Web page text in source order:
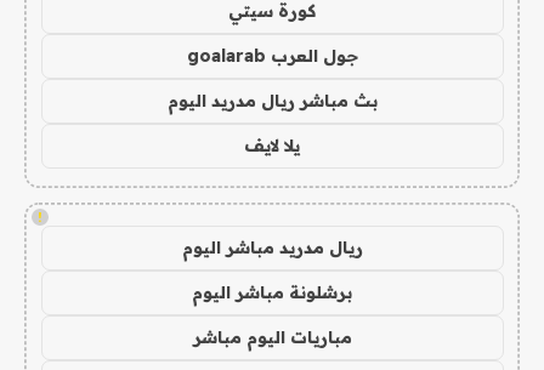
كورة سيتي
جول العرب goalarab
بث مباشر ريال مدريد اليوم
يلا لايف
!
ريال مدريد مباشر اليوم
برشلونة مباشر اليوم
مباريات اليوم مباشر